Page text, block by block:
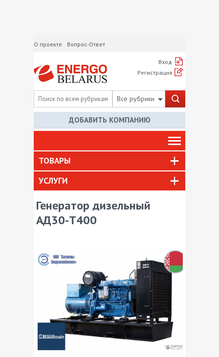
О проекте Вопрос-Ответ
Вход
Регистрация
Все рубрики
ДОБАВИТЬ КОМПАНИЮ
ТОВАРЫ
УСЛУГИ
Генератор дизельный
АД30-T400